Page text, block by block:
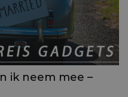
ik neem mee –